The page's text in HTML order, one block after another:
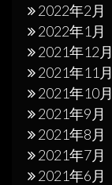
2022年2月
2022年1月
2021年12月
2021年11月
2021年10月
2021年9月
2021年8月
2021年7月
2021年6月